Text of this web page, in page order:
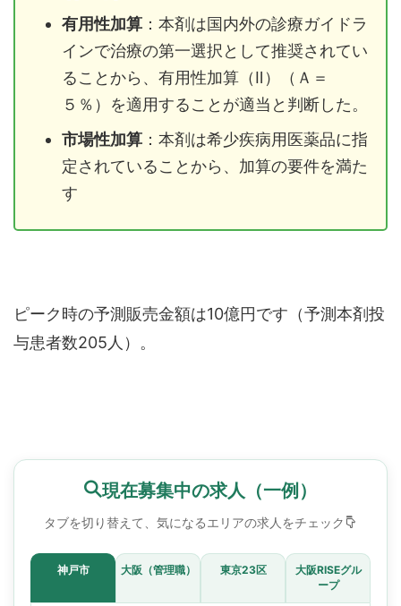
有用性加算 ：本剤は国内外の診療ガイドラ
インで治療の第一選択として推奨されてい
ることから、有用性加算（Ⅱ）（Ａ＝
５％）を適用することが適当と判断した。
市場性加算 ：本剤は希少疾病用医薬品に指
定されていることから、加算の要件を満た
す
ピーク時の予測販売金額は10億円です（予測本剤投
与患者数205人）。
現在募集中の求人（一例）
タブを切り替えて、気になるエリアの求人をチェック
神戸市 大阪（管理職） 東京23区
大阪RISEグル
ープ